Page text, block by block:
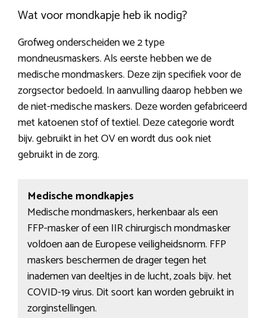
Wat voor mondkapje heb ik nodig?
Grofweg onderscheiden we 2 type
mondneusmaskers. Als eerste hebben we de
medische mondmaskers. Deze zijn specifiek voor de
zorgsector bedoeld. In aanvulling daarop hebben we
de niet-medische maskers. Deze worden gefabriceerd
met katoenen stof of textiel. Deze categorie wordt
bijv. gebruikt in het OV en wordt dus ook niet
gebruikt in de zorg.
Medische mondkapjes
Medische mondmaskers, herkenbaar als een
FFP-masker of een IIR chirurgisch mondmasker
voldoen aan de Europese veiligheidsnorm. FFP
maskers beschermen de drager tegen het
inademen van deeltjes in de lucht, zoals bijv. het
COVID-19 virus. Dit soort kan worden gebruikt in
zorginstellingen.